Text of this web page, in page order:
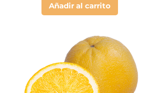
Añadir al carrito